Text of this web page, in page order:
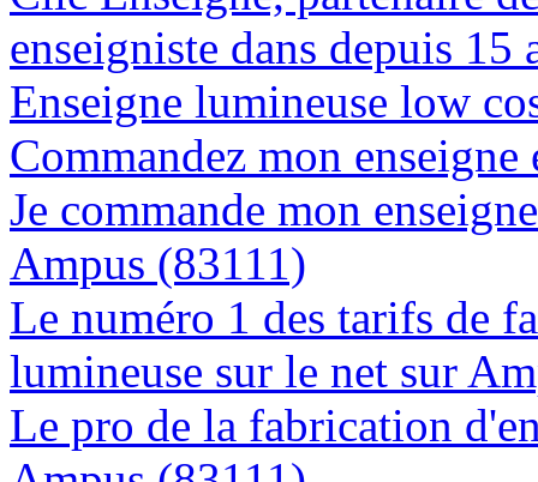
enseigniste dans depuis 15
Enseigne lumineuse low
Commandez mon
Je commande mon
Ampus (83111)
Le numéro 1 des tarifs de
lumineuse sur le net sur
Le pro de la fabrication